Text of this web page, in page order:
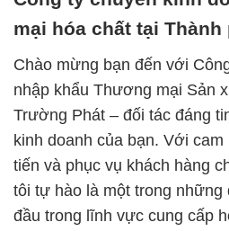
mại hóa chất tại Thành
Chào mừng bạn đến với
nhập khẩu Thương mại Sản
Trường Phát – đối tác đáng
kinh doanh của bạn. Với
tiến và phục vụ khách hàng
tôi tự hào là một trong những
đầu trong lĩnh vực cung cấp